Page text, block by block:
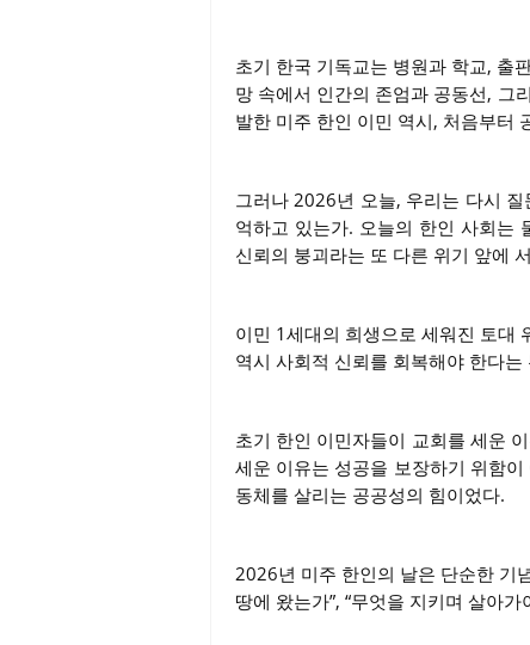
초기 한국 기독교는 병원과 학교, 출
망 속에서 인간의 존엄과 공동선, 그
발한 미주 한인 이민 역시, 처음부터
그러나 2026년 오늘, 우리는 다시
억하고 있는가. 오늘의 한인 사회는
신뢰의 붕괴라는 또 다른 위기 앞에
이민 1세대의 희생으로 세워진 토대
역시 사회적 신뢰를 회복해야 한다
초기 한인 이민자들이 교회를 세운
세운 이유는 성공을 보장하기 위함
동체를 살리는 공공성의 힘이었다.
2026년 미주 한인의 날은 단순한 기
땅에 왔는가”, “무엇을 지키며 살아